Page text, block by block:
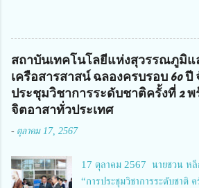
นายจักรภพ เนวะมาตย์ ผู้อำนวยการวิทยาลัยเท
รมการฯ 1.นายวณิชา คณะใน ผู้ทรงคุณวุฒิ 2.นา
การวิทยาลัยสารพัดช่างกำแพงเพชร 3.นางสาวหัต
การวิทยาลัยการอาชีพบ้านตาก 4.นางเพ็ญศรี ขุนท
การอาชีพรัตนประสิทธิ์วิทย์ 5.นายธเนศ คงวังทอง
เกษตรและเทคโนโลยีพิจิตร 6.นายชัยณรงค์ คชมา
8.นายณัฐกฤต ภูทวี รองผู้อำนวยการวิทยาลัยเท
ว่า วิทยาลัยเทคนิคนครสวรรค์เป็นสถานศึกษาขนา
ยาวนาน มีบุคลากร นักเรียน นักศึกษาจำนวนมาก
สถาบันเทคโนโลยีแห่งสุวรรณภูมิแ
เครือสารสาสน์ ฉลองครบรอบ 60 ปี
ประชุมวิชาการระดับชาติครั้งที่ 2
จิตอาสาทั่วประเทศ
- ตุลาคม 17, 2567
17 ตุลาคม 2567 นายชวน หลี
“การประชุมวิชาการระดับชาติ